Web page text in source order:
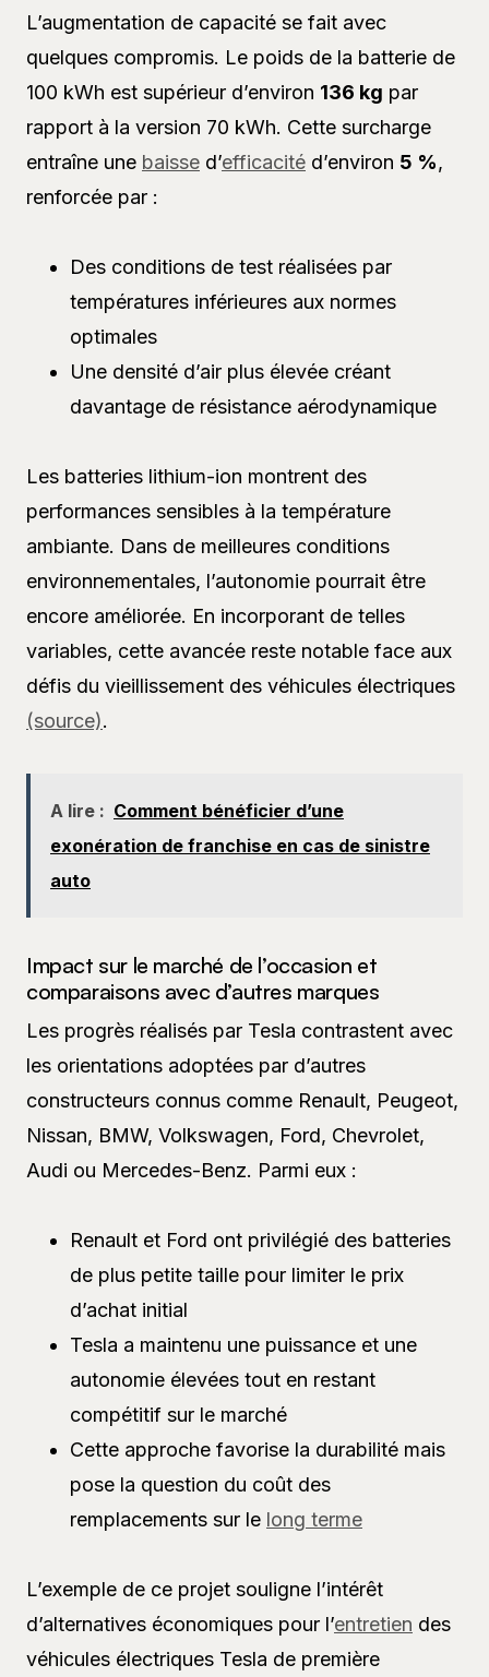
L’augmentation de capacité se fait avec
quelques compromis. Le poids de la batterie de
100 kWh est supérieur d’environ 136 kg par
rapport à la version 70 kWh. Cette surcharge
entraîne une baisse d’efficacité d’environ 5 %,
renforcée par :
Des conditions de test réalisées par
températures inférieures aux normes
optimales
Une densité d’air plus élevée créant
davantage de résistance aérodynamique
Les batteries lithium-ion montrent des
performances sensibles à la température
ambiante. Dans de meilleures conditions
environnementales, l’autonomie pourrait être
encore améliorée. En incorporant de telles
variables, cette avancée reste notable face aux
défis du vieillissement des véhicules électriques
(source).
A lire : Comment bénéficier d’une
exonération de franchise en cas de sinistre
auto
Impact sur le marché de l’occasion et
comparaisons avec d’autres marques
Les progrès réalisés par Tesla contrastent avec
les orientations adoptées par d’autres
constructeurs connus comme Renault, Peugeot,
Nissan, BMW, Volkswagen, Ford, Chevrolet,
Audi ou Mercedes-Benz. Parmi eux :
Renault et Ford ont privilégié des batteries
de plus petite taille pour limiter le prix
d’achat initial
Tesla a maintenu une puissance et une
autonomie élevées tout en restant
compétitif sur le marché
Cette approche favorise la durabilité mais
pose la question du coût des
remplacements sur le long terme
L’exemple de ce projet souligne l’intérêt
d’alternatives économiques pour l’entretien des
véhicules électriques Tesla de première